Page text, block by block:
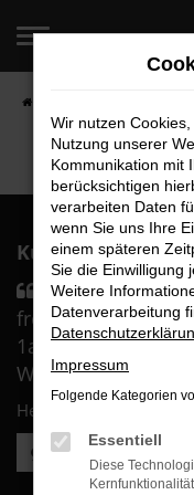
Zum
springen
Kunden über uns:
Sämtliches
freundlich und
1a und wir haben
Wir sind
Herr B.
Weitere
Wir nutzen
Nutzung unserer
Kommunikation mit
berücksichtigen
verarbeiten Daten
wenn Sie uns Ihre
einem späteren
Sie die Einwilligung
Weitere
Datenverarbeitung
Impressum
Folgende Kategorien
Essentiell
Diese